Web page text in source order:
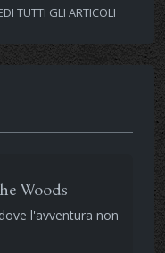
TUTTI GLI ARTICOLI
Woods
l'avventura non